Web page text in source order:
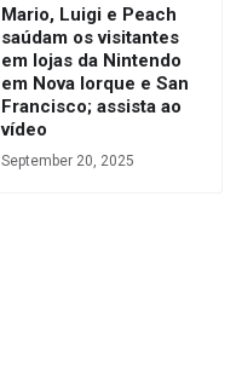
Mario, Luigi e Peach
saúdam os visitantes
em lojas da Nintendo
em Nova Iorque e San
Francisco; assista ao
vídeo
September 20, 2025